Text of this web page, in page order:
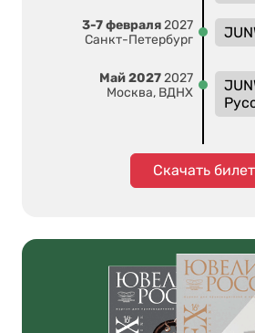
3-7 февраля2027
Санкт-Петербург
Май 20272027
Москва, ВДНХ
Скачать билет